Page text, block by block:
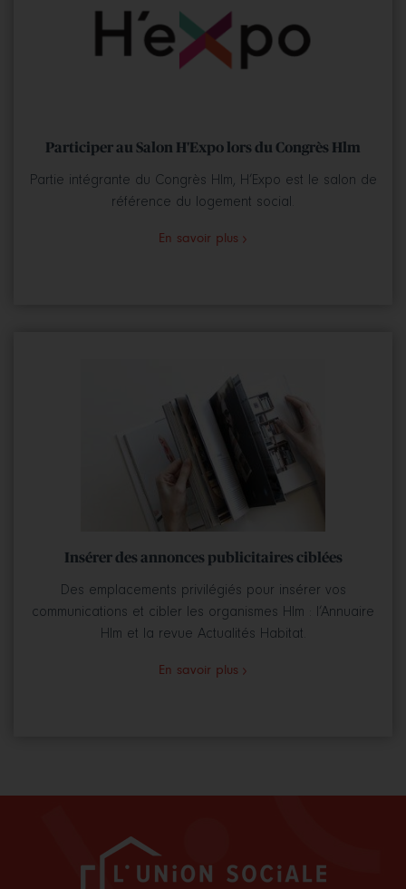
Participer au Salon H'Expo lors du Congrès Hlm
Partie intégrante du Congrès Hlm, H’Expo est le salon de
référence du logement social.
En savoir plus
Insérer des annonces publicitaires ciblées
Des emplacements privilégiés pour insérer vos
communications et cibler les organismes Hlm : l’Annuaire
Hlm et la revue Actualités Habitat.
En savoir plus